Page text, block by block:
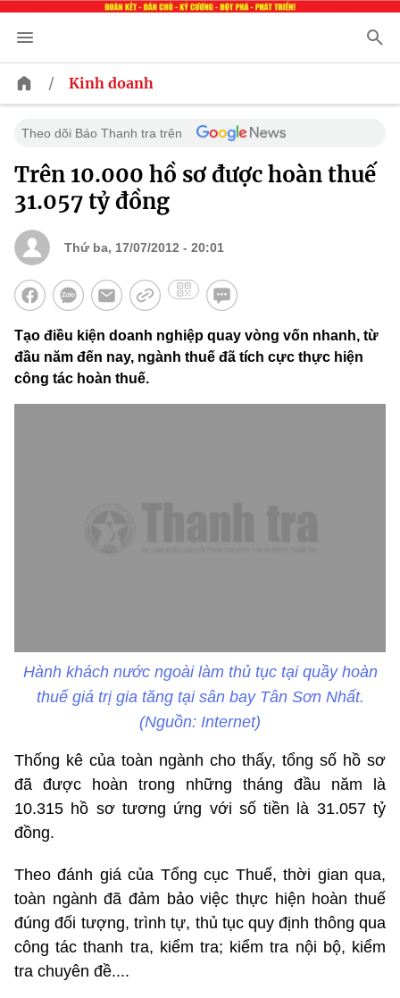
/ Kinh doanh
Theo dõi Báo Thanh tra trên
Trên 10.000 hồ sơ được hoàn thuế
31.057 tỷ đồng
Thứ ba, 17/07/2012 - 20:01
Tạo điều kiện doanh nghiệp quay vòng vốn nhanh, từ
đầu năm đến nay, ngành thuế đã tích cực thực hiện
công tác hoàn thuế.
Hành khách nước ngoài làm thủ tục tại quầy hoàn
thuế giá trị gia tăng tại sân bay Tân Sơn Nhất.
(Nguồn: Internet)
Thống kê của toàn ngành cho thấy, tổng số hồ sơ
đã được hoàn trong những tháng đầu năm là
10.315 hồ sơ tương ứng với số tiền là 31.057 tỷ
đồng.
Theo đánh giá của Tổng cục Thuế, thời gian qua,
toàn ngành đã đảm bảo việc thực hiện hoàn thuế
đúng đối tượng, trình tự, thủ tục quy định thông qua
công tác thanh tra, kiểm tra; kiểm tra nội bộ, kiểm
tra chuyên đề....